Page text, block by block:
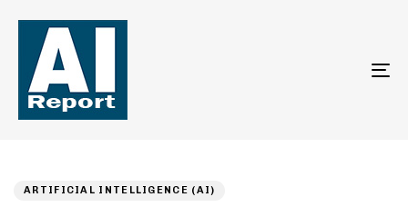
ARTIFICIAL INTELLIGENCE (AI)